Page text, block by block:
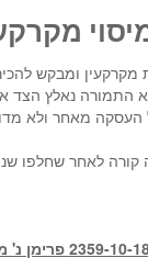
ומבקש
התמורה נאלץ הצד
העסקה מאחר ולא
לאחר שחלפו